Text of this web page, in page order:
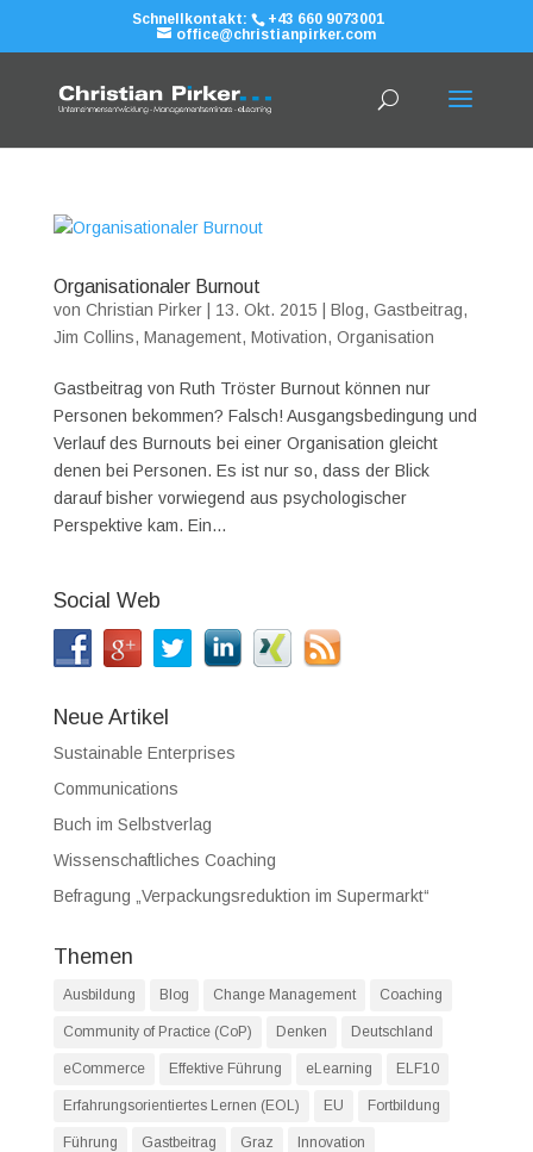
Schnellkontakt:
+43 660 9073001
office@christianpirker.com
Organisationaler Burnout
von Christian Pirker| 13. Okt. 2015 Blog, Gastbeitrag,
Jim Collins, Management, Motivation, Organisation
Gastbeitrag von Ruth Tröster Burnout können nur
Personen bekommen? Falsch! Ausgangsbedingung und
Verlauf des Burnouts bei einer Organisation gleicht
denen bei Personen. Es ist nur so, dass der Blick
darauf bisher vorwiegend aus psychologischer
Perspektive kam. Ein...
Social Web
Neue Artikel
Sustainable Enterprises
Communications
Buch im Selbstverlag
Wissenschaftliches Coaching
Befragung „Verpackungsreduktion im Supermarkt“
Themen
Ausbildung Blog Change Management Coaching
Community of Practice (CoP) Denken Deutschland
eCommerce Effektive Führung eLearning ELF10
Erfahrungsorientiertes Lernen (EOL) EU Fortbildung
Führung Gastbeitrag Graz Innovation